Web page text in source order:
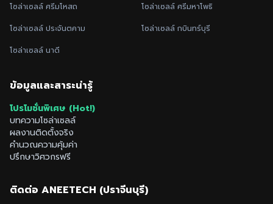
โซล่าเซลล์ ศรีมโหสถ โซล่าเซลล์ ศรีมหาโพธิ
โซล่าเซลล์ ประจันตคาม โซล่าเซลล์ กบินทร์บุรี
โซล่าเซลล์ นาดี
ข้อมูลและสาระน่ารู้
โปรโมชั่นพิเศษ (Hot!)
บทความโซล่าเซลล์
ผลงานติดตั้งจริง
คำนวณความคุ้มค่า
ปรึกษาวิศวกรฟรี
ติดต่อ ANEETECH (ปราจีนบุรี)